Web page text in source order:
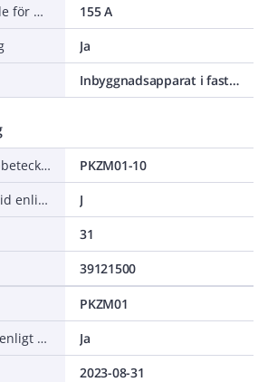
Inställningsområde för den momentana kortslutningsutlösaren
155 A
Ja
Inbyggnadsapparat i fastmontageteknik
Leverantörens typbeteckning
PKZM01-10
Förlängd ansvarstid enligt ALEM-09
J
31
39121500
PKZM01
Informationsplikt enligt REACH
Ja
2023-08-31